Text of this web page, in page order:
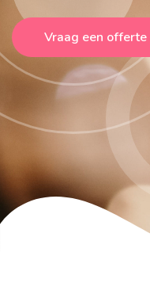
Vraag een offerte